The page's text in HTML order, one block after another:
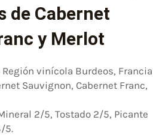
de Cabernet
y Merlot
vinícola Burdeos, Francia
Sauvignon, Cabernet Franc,
2/5, Tostado 2/5, Picante
5.